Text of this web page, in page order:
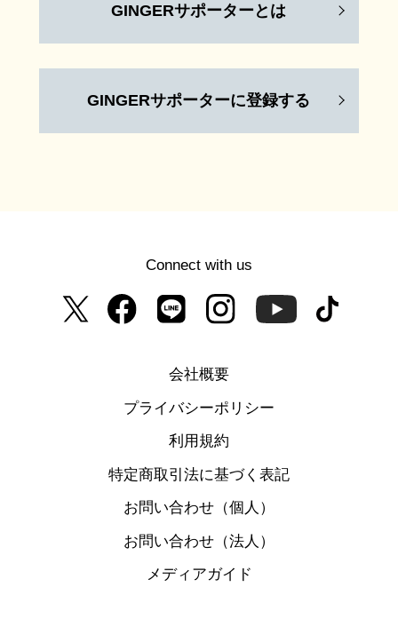
GINGERサポーターとは
GINGERサポーターに登録する
Connect with us
会社概要
プライバシーポリシー
利用規約
特定商取引法に基づく表記
お問い合わせ（個人）
お問い合わせ（法人）
メディアガイド